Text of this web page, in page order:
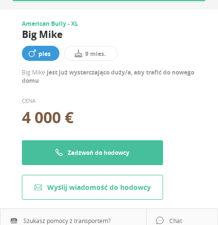
American Bully - XL
Big Mike
pies 9 mies.
Big Mike jest już wystarczająco duży/a, aby trafić do nowego
domu
CENA
4 000 €
Zadzwoń do hodowcy
Wyślij wiadomość do hodowcy
Szukasz pomocy z transportem? Chat